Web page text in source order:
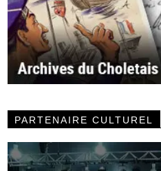
PARTENAIRE CULTUREL